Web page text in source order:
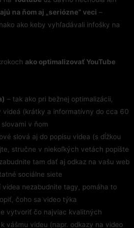
na ňom aj „seriózne“ veci –
ako keby vyhľadávali infošky na
ako optimalizovať YouTube
– tak ako pri bežnej optimalizácii,
videá (krátky a informatívny do cca 60
v ňom
slová aj do popisu videa (s dĺžkou
stručne v niekoľkých vetách popíšte
tam dať aj odkaz na vašu web
sociálne siete
videa nezabudnite tagy, pomáha to
čoho sa video týka
vytvoriť čo najviac kvalitných
vášmu videu (napr. odkazy na video